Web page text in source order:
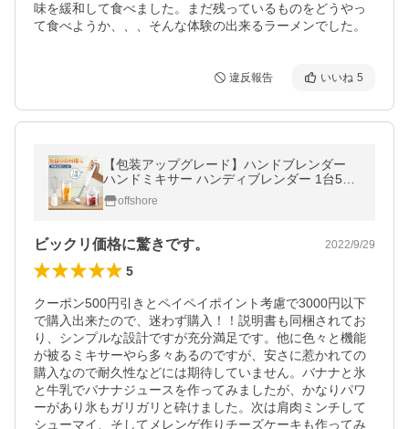
味を緩和して食べました。まだ残っているものをどうやっ
て食べようか、、、そんな体験の出来るラーメンでした。
違反報告 いいね 5
【包装アップグレード】ハンドブレンダー
ハンドミキサー ハンディブレンダー 1台5役
電動泡立て器 調理器具 離乳食 肉 果物 野菜
飛び散り防止 低速・高速切替
offshore
ビックリ価格に驚きです。 2022/9/29
5
クーポン500円引きとペイペイポイント考慮で3000円以下
で購入出来たので、迷わず購入！！説明書も同梱されてお
り、シンプルな設計ですが充分満足です。他に色々と機能
が被るミキサーやら多々あるのですが、安さに惹かれての
購入なので耐久性などには期待していません。バナナと氷
と牛乳でバナナジュースを作ってみましたが、かなりパワ
ーがあり氷もガリガリと砕けました。次は肩肉ミンチして
シューマイ、そしてメレンゲ作りチーズケーキも作ってみ